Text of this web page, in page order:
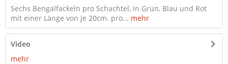
Sechs Bengalfackeln pro Schachtel, in Grün, Blau und Rot
mit einer Länge von je 20cm. pro... mehr
Video
mehr